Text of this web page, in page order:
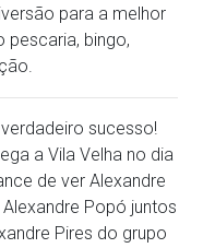
para a melhor
pescaria, bingo,
sucesso!
a Vila Velha no dia
de ver Alexandre
Popó juntos
Pires do grupo